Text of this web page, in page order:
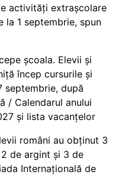
activități extrașcolare
la 1 septembrie, spun
școala. Elevii și
încep cursurile și
septembrie, după
/ Calendarul anului
și lista vacanțelor
români au obținut 3
de argint și 3 de
Internațională de